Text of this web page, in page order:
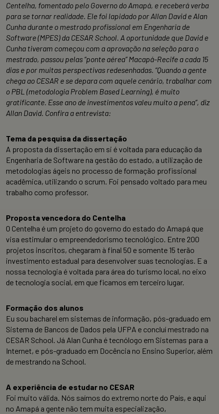
Centelha, fomentado pelo Governo do Amapá, e receberá verba
para se tornar realidade. Ele foi lapidado por Allan David e Alan
Cunha durante o mestrado profissional em Engenharia de
Software (MPES) da CESAR School. A oportunidade que David e
Cunha tiveram começou com a aprovação na seleção para o
mestrado, passou pelas “ponte aérea” Macapá-Recife a cada 15
dias e por muitas perspectivas redesenhadas. “Quando a gente
chega ao CESAR e se depara com aquele cenário, trabalhar com
o PBL (metodologia Problem Based Learning), é muito
gratificante. Esse ano de investimentos valeu muito a pena”, diz
Allan David. Confira a entrevista:
Tema da pesquisa da dissertação
A proposta da dissertação em si é voltada para educação da
Engenharia de Software na gestão do estado, a utilização de
metodologias ágeis no processo de formação profissional
acadêmica, utilizando o scrum. Foi pensado voltado para meu
trabalho como professor.
Proposta vencedora do Centelha
O Centelha é um projeto do governo do estado do Amapá que
visa estimular o empreendedorismo tecnológico. Entre 200
projetos inscritos, chegaram à final 50 e somente 15 terão
investimento estadual para desenvolver suas tecnologias. E a
nossa tecnologia é voltada para área do turismo local, no eixo
de tecnologia social, em que ficamos em terceiro lugar.
Formação dos alunos
Eu sou bacharel em sistemas de informação, pós-graduado em
Sistema de Bancos de Dados pela UFPA e concluí mestrado na
CESAR School. Já Alan Cunha é tecnólogo em Sistemas para a
Internet, e pós-graduado em Docência no Ensino Superior, além
de mestrando na School.
A experiência de estudar no CESAR
Foi muito válida. Nós saímos do extremo norte do País, e aqui
no Amapá a gente não tem muita especialização,